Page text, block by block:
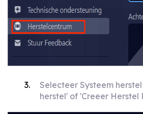
Selecteer Systeem
herstel' of 'Creeer Herstel